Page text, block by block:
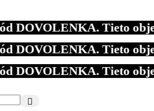
Tieto
Tieto
Tieto